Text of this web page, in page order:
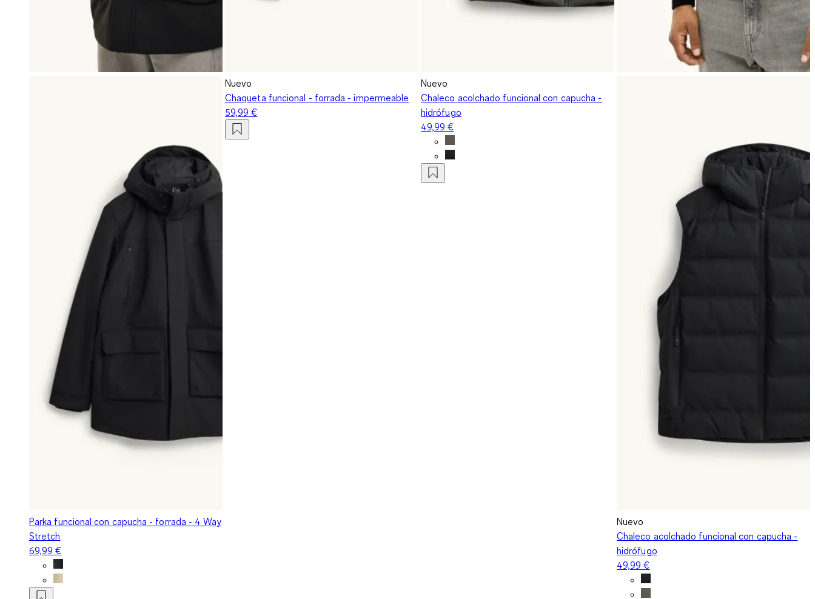
Parka funcional con capucha - forrada - 4 Way
Stretch
69,99 €
Nuevo
Chaqueta funcional - forrada - impermeable
59,99 €
Nuevo
Chaleco acolchado funcional con capucha -
hidrófugo
49,99 €
Nuevo
Chaleco acolchado funcional con capucha -
hidrófugo
49,99 €